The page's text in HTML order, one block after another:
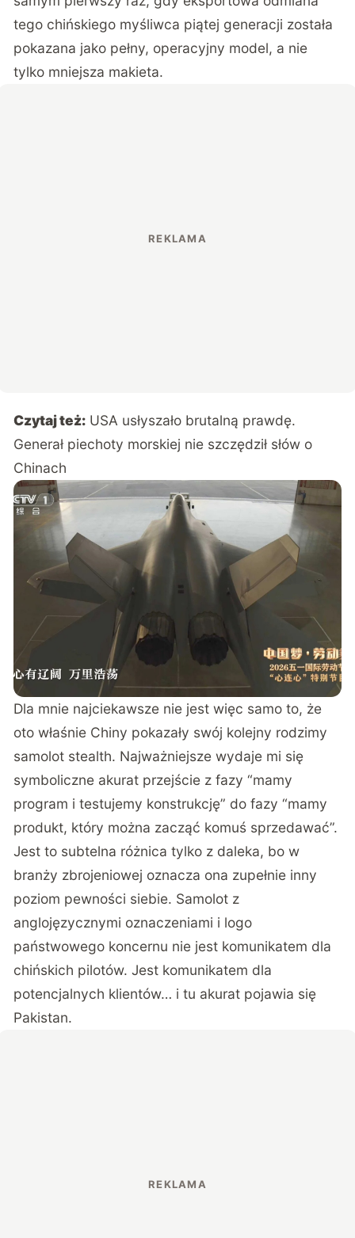
tego chińskiego myśliwca piątej generacji została
pokazana jako pełny, operacyjny model, a nie
tylko mniejsza makieta.
Czytaj też: USA usłyszało brutalną prawdę.
Generał piechoty morskiej nie szczędził słów o
Chinach
Dla mnie najciekawsze nie jest więc samo to, że
oto właśnie Chiny pokazały swój kolejny rodzimy
samolot stealth. Najważniejsze wydaje mi się
symboliczne akurat przejście z fazy “mamy
program i testujemy konstrukcję” do fazy “mamy
produkt, który można zacząć komuś sprzedawać”.
Jest to subtelna różnica tylko z daleka, bo w
branży zbrojeniowej oznacza ona zupełnie inny
poziom pewności siebie. Samolot z
anglojęzycznymi oznaczeniami i logo
państwowego koncernu nie jest komunikatem dla
chińskich pilotów. Jest komunikatem dla
potencjalnych klientów… i tu akurat pojawia się
Pakistan.